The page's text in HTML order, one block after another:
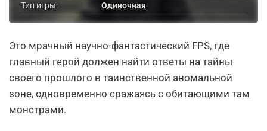
Тип игры:
Одиночная
Это мрачный научно-фантастический FPS, где
главный герой должен найти ответы на тайны
своего прошлого в таинственной аномальной
зоне, одновременно сражаясь с обитающими там
монстрами.